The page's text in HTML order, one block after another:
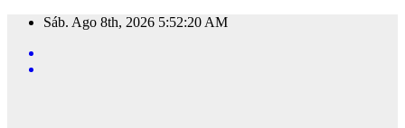
Saltar
contenido
Sáb. Ago 8th, 2026 5:52:21 AM